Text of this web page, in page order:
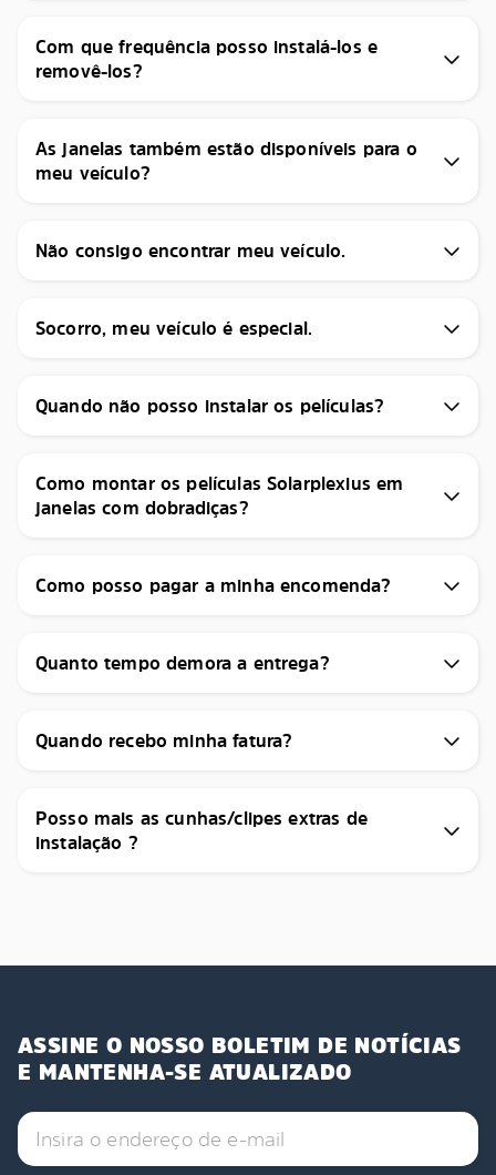
Com que frequência posso instalá-los e
removê-los?
As janelas também estão disponíveis para o
meu veículo?
Não consigo encontrar meu veículo.
Socorro, meu veículo é especial.
Quando não posso instalar os películas?
Como montar os películas Solarplexius em
janelas com dobradiças?
Como posso pagar a minha encomenda?
Quanto tempo demora a entrega?
Quando recebo minha fatura?
Posso mais as cunhas/clipes extras de
instalação ?
ASSINE O NOSSO BOLETIM DE NOTÍCIAS
E MANTENHA-SE ATUALIZADO